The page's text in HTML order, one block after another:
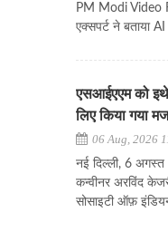
PM Modi Video
एक्सपर्ट ने बताया
एसआईएएम को
लिए किया गया
06 Aug, 2026
नई दिल्ली, 6
कन्वीनर अरविंद
सोसाइटी ऑफ़